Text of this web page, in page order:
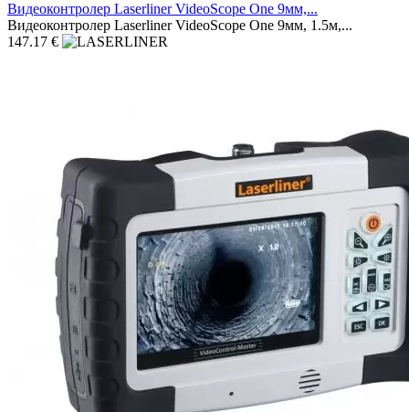
Видеоконтролер Laserliner VideoScope One 9мм,...
Видеоконтролер Laserliner VideoScope One 9мм, 1.5м,...
147.17 €